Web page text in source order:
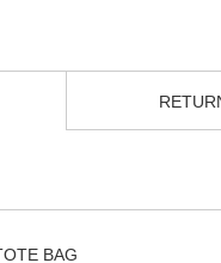
BAG